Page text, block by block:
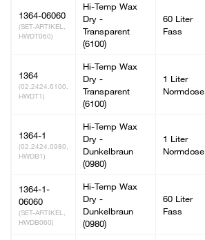
1364-06060
(SET-ARTIKEL,
HWDT060)
Hi-Temp Wax
Dry -
Transparent
(6100)
60 Liter
Fass
1364
(02.2424.6100,
HWDT1)
Hi-Temp Wax
Dry -
Transparent
(6100)
1 Liter
Normdose
1364-1
(02.2424.0980,
HWDB1)
Hi-Temp Wax
Dry -
Dunkelbraun
(0980)
1 Liter
Normdose
1364-1-
06060
(SET-ARTIKEL,
HWDB060)
Hi-Temp Wax
Dry -
Dunkelbraun
(0980)
60 Liter
Fass